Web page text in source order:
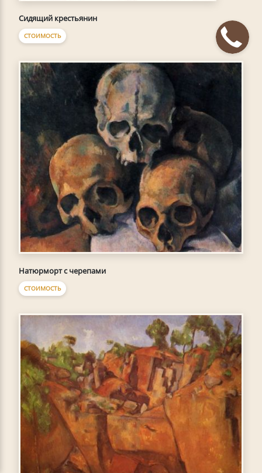
Сидящий крестьянин
СТОИМОСТЬ
Натюрморт с черепами
СТОИМОСТЬ